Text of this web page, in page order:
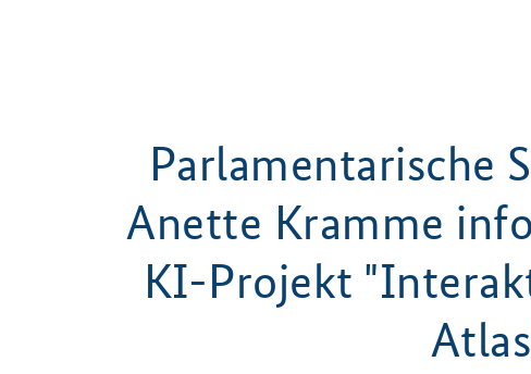
Parlamentarische
Anette Kramme
KI-Projekt